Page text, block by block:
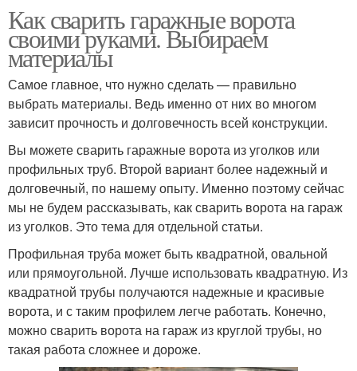
Как сварить гаражные ворота
своими руками. Выбираем
материалы
Самое главное, что нужно сделать — правильно
выбрать материалы. Ведь именно от них во многом
зависит прочность и долговечность всей конструкции.
Вы можете сварить гаражные ворота из уголков или
профильных труб. Второй вариант более надежный и
долговечный, по нашему опыту. Именно поэтому сейчас
мы не будем рассказывать, как сварить ворота на гараж
из уголков. Это тема для отдельной статьи.
Профильная труба может быть квадратной, овальной
или прямоугольной. Лучше использовать квадратную. Из
квадратной трубы получаются надежные и красивые
ворота, и с таким профилем легче работать. Конечно,
можно сварить ворота на гараж из круглой трубы, но
такая работа сложнее и дороже.